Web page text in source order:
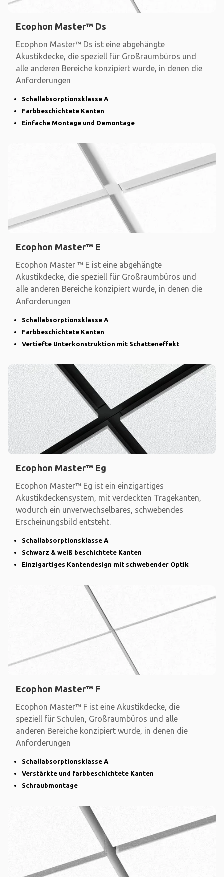
Ecophon Master™ Ds
Ecophon Master™ Ds ist eine abgehängte
Akustikdecke, die speziell für Großraumbüros und
alle anderen Bereiche konzipiert wurde, in denen die
Anforderungen
Schallabsorptionsklasse A
Farbbeschichtete Kanten
Einfache Montage und Demontage
Ecophon Master™ E
Ecophon Master ™ E ist eine abgehängte
Akustikdecke, die speziell für Großraumbüros und
alle anderen Bereiche konzipiert wurde, in denen die
Anforderungen
Schallabsorptionsklasse A
Farbbeschichtete Kanten
Vertiefte Unterkonstruktion mit Schatteneffekt
Ecophon Master™ Eg
Ecophon Master™ Eg ist ein einzigartiges
Akustikdeckensystem, mit verdeckten Tragekanten,
wodurch ein unverwechselbares, schwebendes
Erscheinungsbild entsteht.
Schallabsorptionsklasse A
Schwarz & weiß beschichtete Kanten
Einzigartiges Kantendesign mit schwebender Optik
Ecophon Master™ F
Ecophon Master™ F ist eine Akustikdecke, die
speziell für Schulen, Großraumbüros und alle
anderen Bereiche konzipiert wurde, in denen die
Anforderungen
Schallabsorptionsklasse A
Verstärkte und farbbeschichtete Kanten
Schraubmontage